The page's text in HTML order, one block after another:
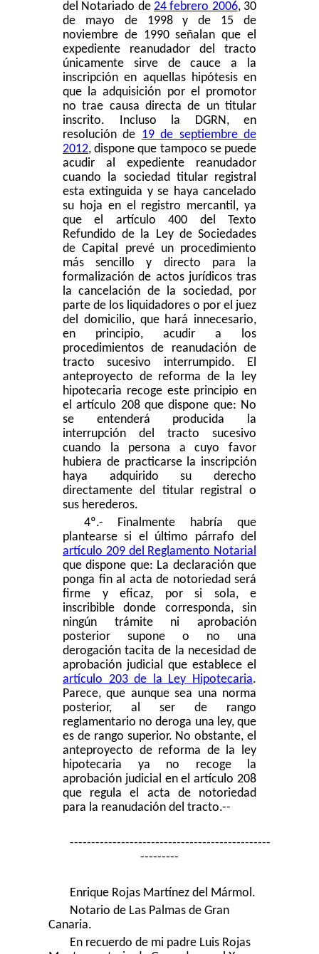
del Notariado de 24 febrero 2006, 30
de mayo de 1998 y de 15 de
noviembre de 1990 señalan que el
expediente reanudador del tracto
únicamente sirve de cauce a la
inscripción en aquellas hipótesis en
que la adquisición por el promotor
no trae causa directa de un titular
inscrito. Incluso la DGRN, en
resolución de 19 de septiembre de
2012, dispone que tampoco se puede
acudir al expediente reanudador
cuando la sociedad titular registral
esta extinguida y se haya cancelado
su hoja en el registro mercantil, ya
que el artículo 400 del Texto
Refundido de la Ley de Sociedades
de Capital prevé un procedimiento
más sencillo y directo para la
formalización de actos jurídicos tras
la cancelación de la sociedad, por
parte de los liquidadores o por el juez
del domicilio, que hará innecesario,
en principio, acudir a los
procedimientos de reanudación de
tracto sucesivo interrumpido. El
anteproyecto de reforma de la ley
hipotecaria recoge este principio en
el artículo 208 que dispone que: No
se entenderá producida la
interrupción del tracto sucesivo
cuando la persona a cuyo favor
hubiera de practicarse la inscripción
haya adquirido su derecho
directamente del titular registral o
sus herederos.
4º.- Finalmente habría que
plantearse si el último párrafo del
artículo 209 del Reglamento Notarial
que dispone que: La declaración que
ponga fin al acta de notoriedad será
firme y eficaz, por si sola, e
inscribible donde corresponda, sin
ningún trámite ni aprobación
posterior supone o no una
derogación tacita de la necesidad de
aprobación judicial que establece el
artículo 203 de la Ley Hipotecaria.
Parece, que aunque sea una norma
posterior, al ser de rango
reglamentario no deroga una ley, que
es de rango superior. No obstante, el
anteproyecto de reforma de la ley
hipotecaria ya no recoge la
aprobación judicial en el artículo 208
que regula el acta de notoriedad
para la reanudación del tracto.--
-----------------------------------------------
---------
Enrique Rojas Martínez del Mármol.
Notario de Las Palmas de Gran
Canaria.
En recuerdo de mi padre Luis Rojas